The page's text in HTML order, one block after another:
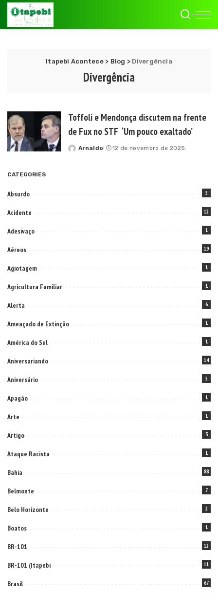
Itapebi Acontece> Blog > Divergência
Divergência
Toffoli e Mendonça discutem na frente
de Fux no STF ‘Um pouco exaltado’
Posted
Arnaldo 12 de novembro de 2025
CATEGORIES
Absurdo 5
Acidente 12
Adesivaço 1
Aéreos 19
Agiotagem 1
Agricultura Familiar 1
Alerta 6
Ameaçado de Extinção 1
América do Sul 1
Aniversariando 14
Aniversário 5
Apagão 1
Arte 1
Artigo 3
Ataque Racista 1
Bahia 88
Belmonte 7
Belo Horizonte 2
Boatos 1
BR-101 12
BR-101 (Itapebi 11
Brasil 67